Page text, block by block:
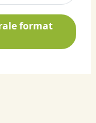
format